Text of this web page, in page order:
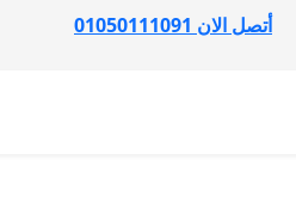
أتصل الان 01050111091